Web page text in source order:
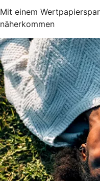
Mit einem
näherkommen